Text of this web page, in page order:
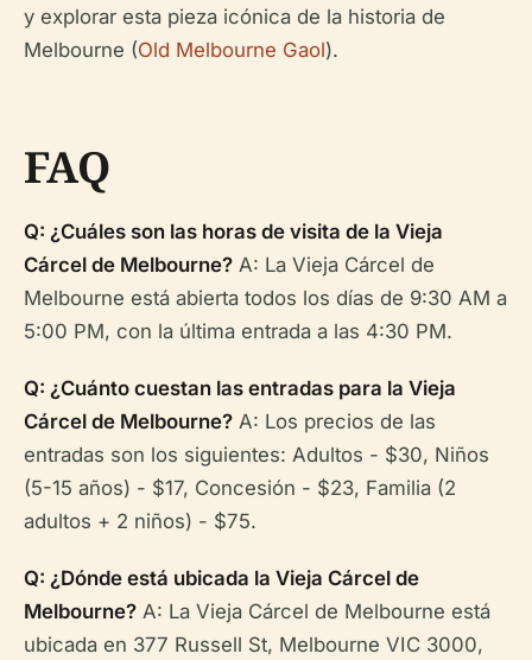
y explorar esta pieza icónica de la historia de
Melbourne (Old Melbourne Gaol).
FAQ
Q: ¿Cuáles son las horas de visita de la Vieja
Cárcel de Melbourne? A: La Vieja Cárcel de
Melbourne está abierta todos los días de 9:30 AM a
5:00 PM, con la última entrada a las 4:30 PM.
Q: ¿Cuánto cuestan las entradas para la Vieja
Cárcel de Melbourne? A: Los precios de las
entradas son los siguientes: Adultos - $30, Niños
(5-15 años) - $17, Concesión - $23, Familia (2
adultos + 2 niños) - $75.
Q: ¿Dónde está ubicada la Vieja Cárcel de
Melbourne? A: La Vieja Cárcel de Melbourne está
ubicada en 377 Russell St, Melbourne VIC 3000,